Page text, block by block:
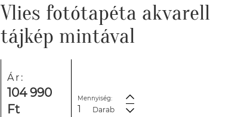
Vlies fotótapéta akvarell
tájkép mintával
Ár:
104 990
Ft
Mennyiség:
Darab